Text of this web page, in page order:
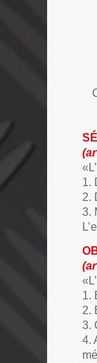
1.
2.
3.
1.
2.
3.
4.